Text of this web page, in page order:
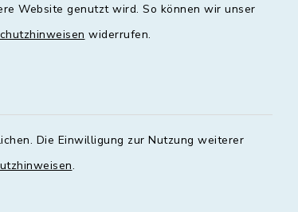
Website genutzt wird. So können wir unser
widerrufen.
Die Einwilligung zur Nutzung weiterer
.
09:00 - 12:00 und 13:00 - 18:00
Uhr
Donnerstag
09:00 - 12:00 und 13:00 - 18:00